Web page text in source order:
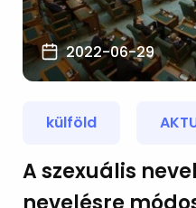
2022-06-29
külföld
A szexuális